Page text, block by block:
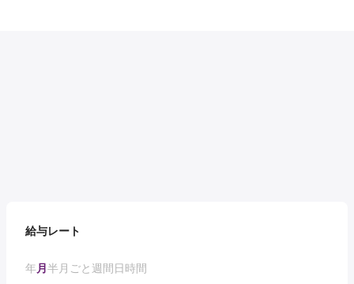
給与レート
年月半月ごと週間日時間